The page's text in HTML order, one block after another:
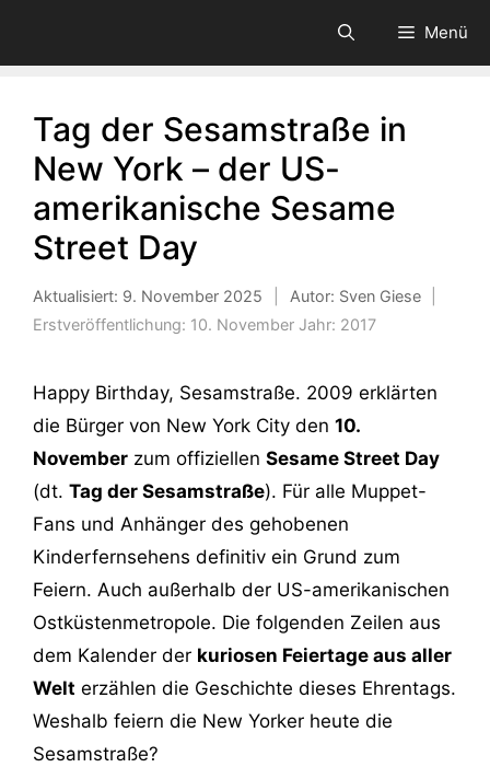
Menü
Tag der Sesamstraße in
New York – der US-
amerikanische Sesame
Street Day
Aktualisiert: 9. November 2025 Autor: Sven Giese
Erstveröffentlichung: 10. November Jahr: 2017
Happy Birthday, Sesamstraße. 2009 erklärten
die Bürger von New York City den 10.
November zum offiziellen Sesame Street Day
(dt. Tag der Sesamstraße). Für alle Muppet-
Fans und Anhänger des gehobenen
Kinderfernsehens definitiv ein Grund zum
Feiern. Auch außerhalb der US-amerikanischen
Ostküstenmetropole. Die folgenden Zeilen aus
dem Kalender der kuriosen Feiertage aus aller
Welt erzählen die Geschichte dieses Ehrentags.
Weshalb feiern die New Yorker heute die
Sesamstraße?